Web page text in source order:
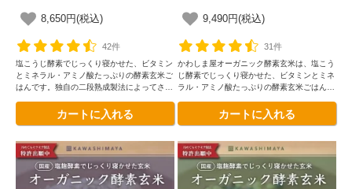
かわしま屋-【送料無料】
8,650円(税込)
42件
塩こうじ酵素でじっくり寝かせた、ビタミン
とミネラル・アミノ酸たっぷりの酵素玄米ご
はんです。独自の二段熟成製法によってさら
保管可能。グルテンフリー認証取得。
カートに入れる
9,490円(税込)
31件
かわしま屋オーガニック酵素玄米は、塩こう
じ酵素でじっくり寝かせた、ビタミンとミネ
ラル・アミノ酸たっぷりの酵素玄米ごはんで
しくなりました。もち麦入りです
カートに入れる